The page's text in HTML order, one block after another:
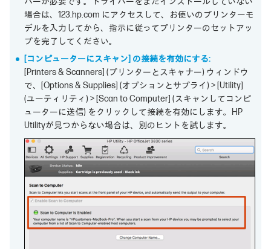
場合は、123.hp.com にアクセスして、お使いのプリンターモ
デルを入力してから、指示に従ってプリンターのセットアッ
プを完了してください。
[コンピューターにスキャン] の接続を有効にする:
[Printers & Scanners] (プリンターとスキャナー) ウィンドウ
で、[Options & Supplies] (オプションとサプライ) > [Utility]
(ユーティリティ) > [Scan to Computer] (スキャンしてコンピ
ューターに送信) をクリックして接続を有効にします。HP
Utilityが見つからない場合は、別のヒントを試します。